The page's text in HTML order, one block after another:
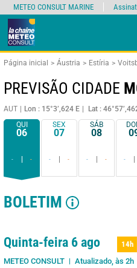
Página inicial Áustria Estíria
PREVISÃO CIDADE
AUT Lon : 15°3’,624 E Lat :
QUI
06
- -
SEX
07
- -
SÁB
08
- - -
BOLETIM
1 dia 3 dias 7 dias
Quinta-feira 6 ago
METEO CONSULT Atualizado, às 2h
14h
14h
METEO CONSULT MARINE